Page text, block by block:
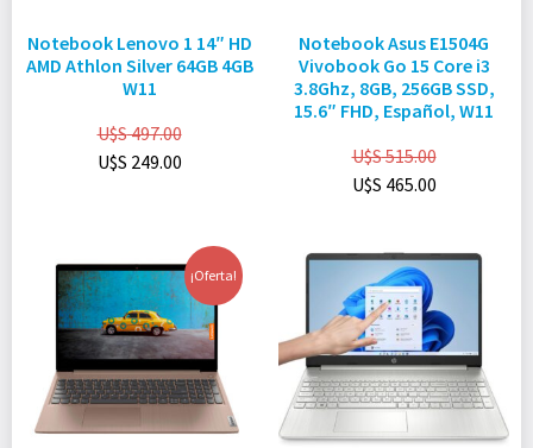
Notebook Lenovo 1 14″ HD
AMD Athlon Silver 64GB 4GB
W11
U$S497.00
U$S 249.00
Notebook Asus E1504G
Vivobook Go 15 Core i3
3.8Ghz, 8GB, 256GB SSD,
15.6″ FHD, Español, W11
U$S515.00
U$S 465.00
¡Oferta!